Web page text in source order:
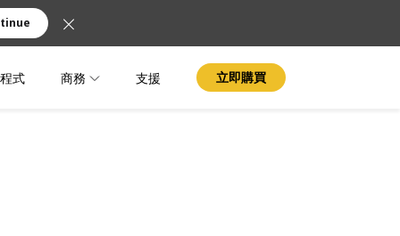
式 商務 支援 立即購買